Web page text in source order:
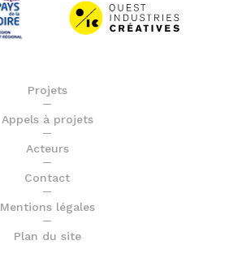
Projets
Appels à projets
Acteurs
Contact
Mentions légales
Plan du site